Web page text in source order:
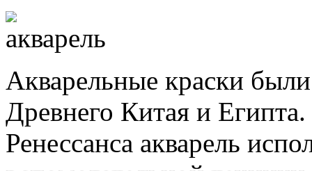
Акварельные краски
Древнего Китая и
Ренессанса акварель